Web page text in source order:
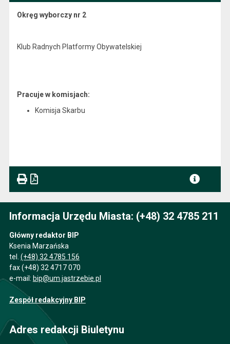
Okręg wyborczy nr 2
Klub Radnych Platformy Obywatelskiej
Pracuje w komisjach:
Komisja Skarbu
Informacja Urzędu Miasta: (+48) 32 4785 211
Główny redaktor BIP
Ksenia Marzańska
tel. (+48) 32 4785 156
fax (+48) 32 4717 070
e-mail: bip@um.jastrzebie.pl
Zespół redakcyjny BIP
Adres redakcji Biuletynu